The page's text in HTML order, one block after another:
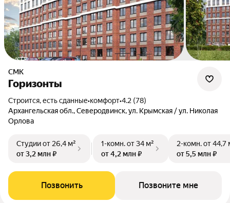
СМК
Горизонты
Строится, есть сданные•комфорт•4.2 (78)
Архангельская обл., Северодвинск, ул. Крымская / ул. Николая
Орлова
Студииот 26,4 м²
от 3,2 млн ₽
1-комн.от 34 м²
от 4,2 млн ₽
2-комн.от 44,7
от 5,5 млн ₽
Позвонить Позвоните мне